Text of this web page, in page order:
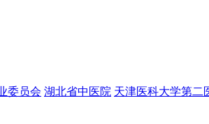
委员会 湖北省中医院 天津医科大学第二